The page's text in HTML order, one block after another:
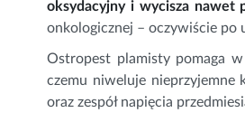
oksydacyjny i wycisza nawet
onkologicznej – oczywiście po
Ostropest plamisty pomaga w
czemu niweluje nieprzyjemne
oraz zespół napięcia